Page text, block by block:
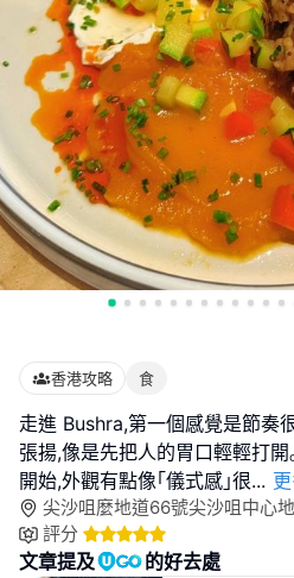
香港攻略 食
走進 Bushra,第一個感覺是節奏
張揚,像是先把人的胃口輕輕打
開始,外觀有點像｢儀式感｣很...
尖沙咀麼地道66號尖沙咀中心
評分
文章提及 的好去處